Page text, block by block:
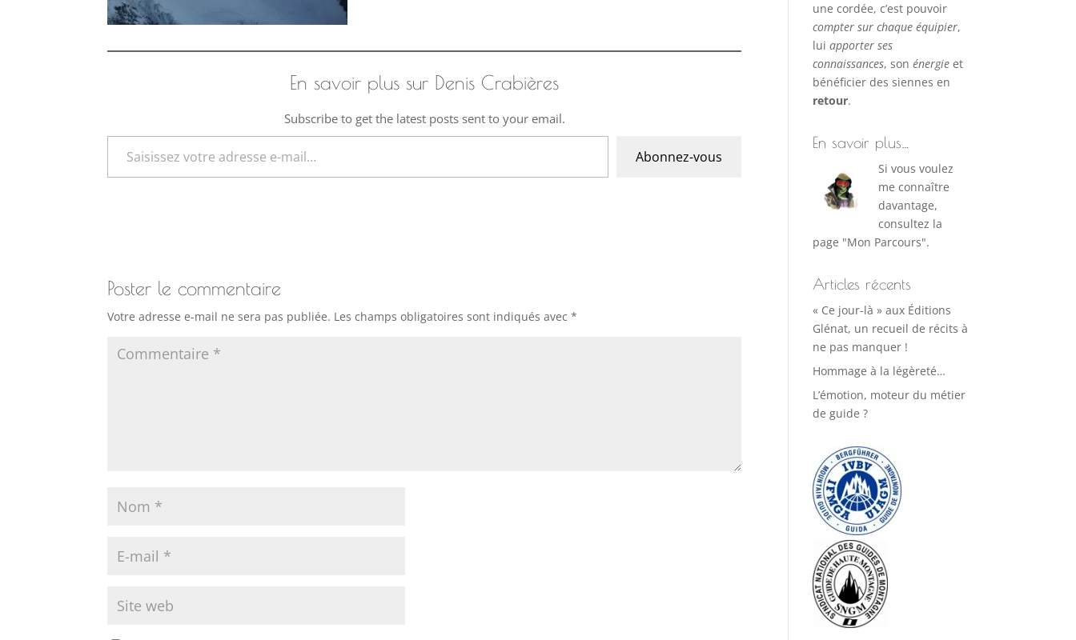
En savoir plus sur Denis Crabières
Subscribe to get the latest posts sent to your email.
Saisissez votre adresse e-mail…
Abonnez-vous
Poster le commentaire
Votre adresse e-mail ne sera pas publiée. Les champs obligatoires sont indiqués avec*
une cordée, c’est pouvoir
compter sur chaque équipier,
luiapporter ses
connaissances, sonénergie et
bénéficier des siennes en
retour.
En savoir plus…
Si vous voulez
me connaître
davantage,
consultez la
page "Mon Parcours".
Articles récents
« Ce jour-là » aux Éditions
Glénat, un recueil de récits à
ne pas manquer !
Hommage à la légèreté…
L’émotion, moteur du métier
de guide ?